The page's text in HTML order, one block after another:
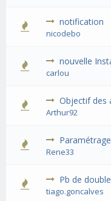
notification
nicodebo
nouvelle
carlou
Objectif des
Arthur92
Rene33
Pb de
tiago.goncalves